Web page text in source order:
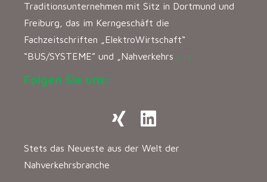
Traditionsunternehmen mit Sitz in Dortmund und
Freiburg, das im Kerngeschäft die
Fachzeitschriften „ElektroWirtschaft“
“BUS/SYSTEME” und „Nahverkehrs […]
Folgen Sie uns:
Stets das Neueste aus der Welt der
Nahverkehrsbranche